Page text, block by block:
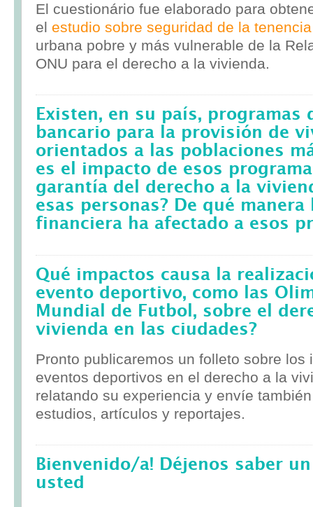
El cuestionário fue elaborado para
el estudio sobre seguridad de la tenencia
urbana pobre y más vulnerable de la
ONU para el derecho a la vivienda.
Existen, en su país, programas
bancario para la provisión de
orientados a las poblaciones
es el impacto de esos
garantía del derecho a la
esas personas? De qué
financiera ha afectado a esos
Qué impactos causa la
evento deportivo, como las
Mundial de Futbol, sobre el
vivienda en las ciudades?
Pronto publicaremos un folleto sobre los
eventos deportivos en el derecho a la
relatando su experiencia y envíe
estudios, artículos y reportajes.
Bienvenido/a! Déjenos saber
usted